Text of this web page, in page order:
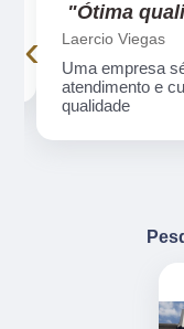
"Ótima
Laercio Viegas
Uma empresa
atendimento e
qualidade
‹